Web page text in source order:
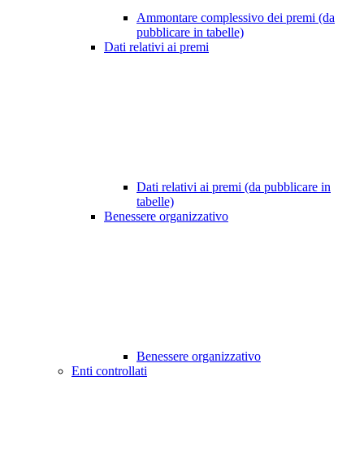
Ammontare complessivo dei premi (da
pubblicare in tabelle)
Dati relativi ai premi
Dati relativi ai premi (da pubblicare in
tabelle)
Benessere organizzativo
Benessere organizzativo
Enti controllati